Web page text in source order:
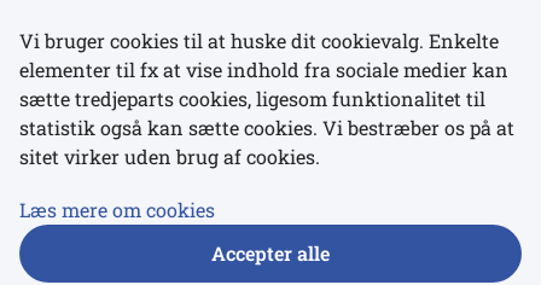
Links
Udgivelser
Vi bruger cookies til at huske dit cookievalg. Enkelte
elementer til fx at vise indhold fra sociale medier kan
sætte tredjeparts cookies, ligesom funktionalitet til
statistik også kan sætte cookies. Vi bestræber os på at
sitet virker uden brug af cookies.
Læs mere om cookies
Accepter alle